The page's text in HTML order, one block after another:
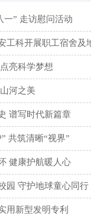
一” 走访慰问活动
工科开展职工宿舍及
亮科学梦想
河之美
谱写时代新篇章
共筑清晰“视界”
健康护航暖人心
园 守护地球童心同行
用新型发明专利